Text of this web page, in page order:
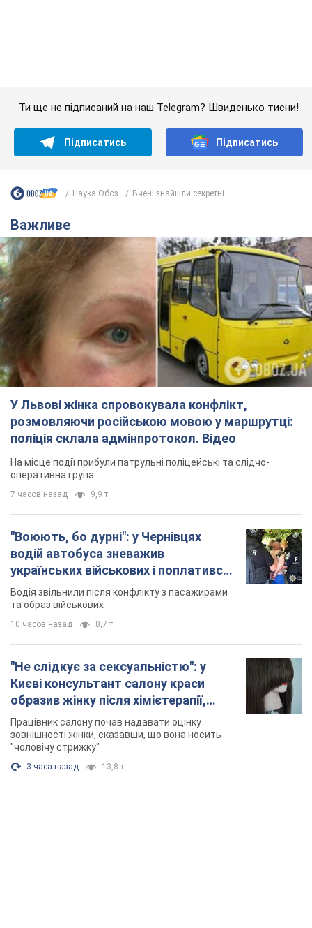
У Львові жінка спровокувала конфлікт,
розмовляючи російською мовою у маршрутці:
поліція склала адмінпротокол. Відео
На місце події прибули патрульні поліцейські та слідчо-
оперативна група
9,9 т.
"Воюють, бо дурні": у Чернівцях
водій автобуса зневажив
українських військових і поплатився.
Відео
та образ військових
"Не слідкує за сексуальністю": у
Києві консультант салону краси
образив жінку після хімієтерапії,
розгорівся скандал. Фото
зовнішності жінки, сказавши, що вона носить
"чоловічу стрижку"
3 часа назад 13,8 т.